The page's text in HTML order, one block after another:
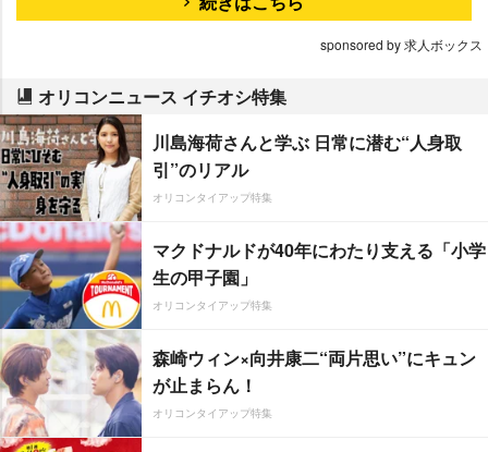
sponsored by 求人ボックス
オリコンニュース イチオシ特集
川島海荷さんと学ぶ 日常に潜む“人身取
引”のリアル
オリコンタイアップ特集
マクドナルドが40年にわたり支える「小学
生の甲子園」
オリコンタイアップ特集
森崎ウィン×向井康二“両片思い”にキュン
が止まらん！
オリコンタイアップ特集